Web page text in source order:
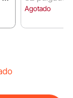
m
Agotado